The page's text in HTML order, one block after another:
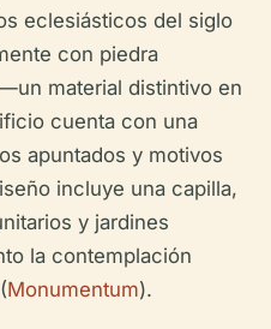
eclesiásticos del siglo
con piedra
material distintivo en
cuenta con una
apuntados y motivos
incluye una capilla,
y jardines
la contemplación
Monumentum).